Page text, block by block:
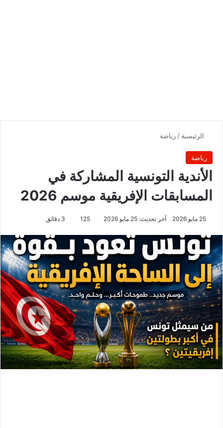
الرئيسية / رياضة
رياضة
الأندية التونسية المشاركة في
المسابقات الإفريقية موسم 2026
25 مايو 2026 آخر تحديث: 25 مايو 2026 125